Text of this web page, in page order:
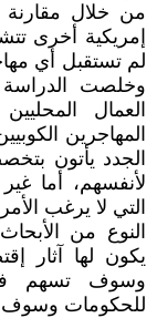
من خلال مقارنة
إمريكية أخرى
لم تستقبل أي
وخلصت الدراسة
العمال
المهاجرين
الجدد يأتون
لأنفسهم، أما
التي لا يرغب
النوع من
يكون لها آثار
وسوف تسهم في
للحكومات وسوف